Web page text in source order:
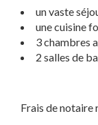
un vaste
une cuisine
3 chambres
2 salles de
Frais de notaire